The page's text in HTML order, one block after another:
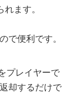
ます。
で便利です。
プレイヤーで
却するだけで